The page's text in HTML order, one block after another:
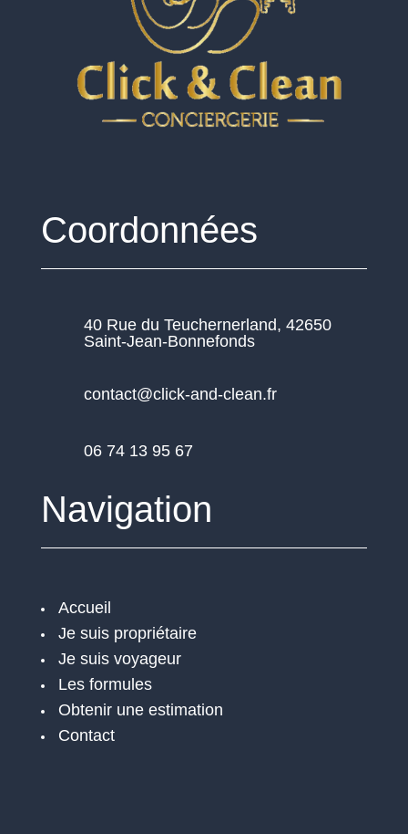
Coordonnées
40 Rue du Teuchernerland, 42650
Saint-Jean-Bonnefonds
contact@click-and-clean.fr
06 74 13 95 67
Navigation
Accueil
Je suis propriétaire
Je suis voyageur
Les formules
Obtenir une estimation
Contact